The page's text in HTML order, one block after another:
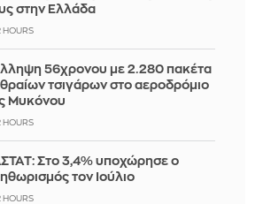
στην Ελλάδα
HOURS
56χρονου με 2.280 πακέτα
τσιγάρων στο αεροδρόμιο
Μυκόνου
HOURS
Στο 3,4% υποχώρησε ο
τον Ιούλιο
HOURS